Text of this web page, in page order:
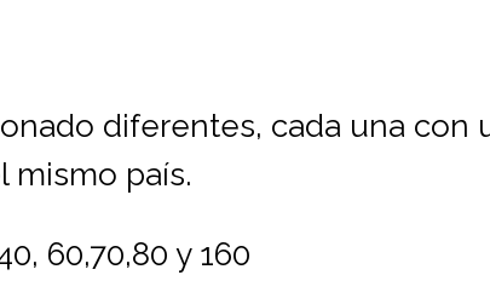
diferentes, cada una con
mismo país.
60,70,80 y 160